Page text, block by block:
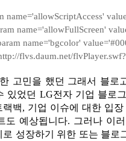
name='allowScriptAccess'
name='allowFullScreen'
name='bgcolor'
flvs.daum.net/
고민을 했던 그래서 블로
있었던 LG전자 기업 블로
백, 기업 이슈에 대한 입
도 예상됩니다. 그러나 이
성장하기 위한 또는 블로